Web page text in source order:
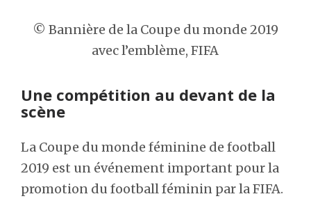
© Bannière de la Coupe du monde 2019
avec l’emblème, FIFA
Une compétition au devant de la
scène
La Coupe du monde féminine de football
2019 est un événement important pour la
promotion du football féminin par la FIFA.